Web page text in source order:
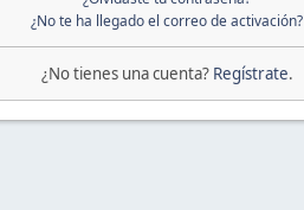
¿No te ha llegado el correo de activación?
¿No tienes una cuenta? Regístrate.